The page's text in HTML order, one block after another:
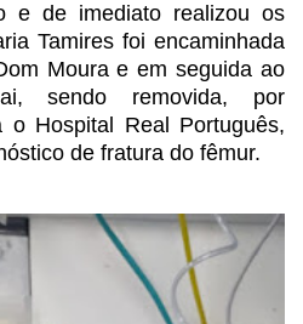
e de imediato realizou os
Tamires foi encaminhada
Moura e em seguida ao
sendo removida, por
o Hospital Real Português,
de fratura do fêmur.